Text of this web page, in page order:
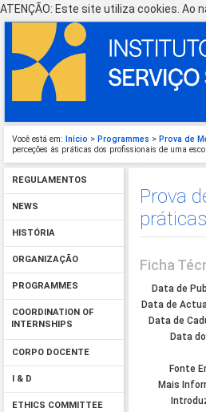
ATENÇÃO: Este site utiliza cookies.
Você está em: Início > Programmes > Prova de
perceções às práticas dos profissionais de uma
REGULAMENTOS
NEWS
HISTÓRIA
ORGANIZAÇÃO
PROGRAMMES
COORDINATION OF
INTERNSHIPS
CORPO DOCENTE
I & D
ETHICS COMMITTEE
Prova
Ficha
Data de
Data de
Data de
Data
Fonte
Mais